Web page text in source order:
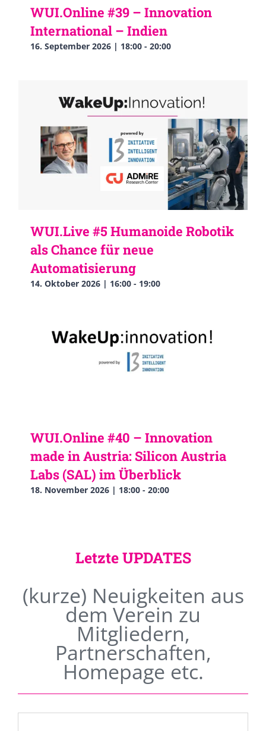
WUI.Online #39 – Innovation
International – Indien
16. September 2026 | 18:00 - 20:00
WUI.Live #5 Humanoide Robotik
als Chance für neue
Automatisierung
14. Oktober 2026 | 16:00 - 19:00
WUI.Online #40 – Innovation
made in Austria: Silicon Austria
Labs (SAL) im Überblick
18. November 2026 | 18:00 - 20:00
Letzte UPDATES
(kurze) Neuigkeiten aus
dem Verein zu
Mitgliedern,
Partnerschaften,
Homepage etc.